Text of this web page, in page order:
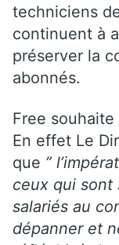
techniciens
continuent à
préserver la
abonnés.
Free
En effet Le
que ”
ceux qui sont
salariés au
dépanner et